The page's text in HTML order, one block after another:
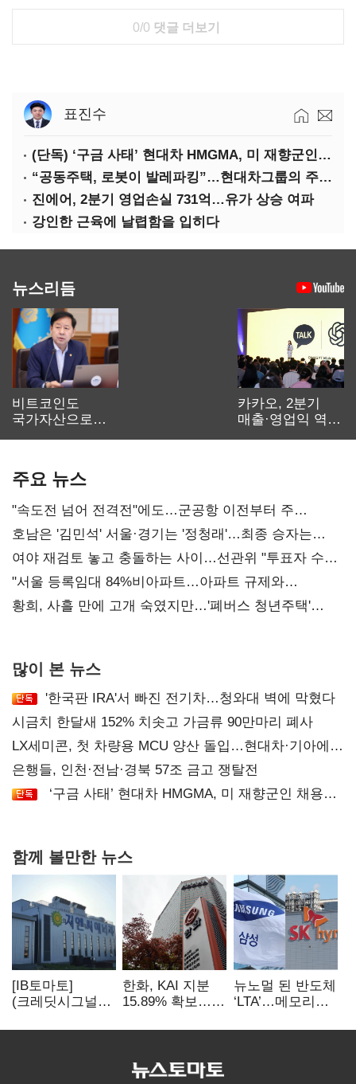
0/0 댓글 더보기
표진수
(단독) ‘구금 사태’ 현대차 HMGMA, 미 재향군인 채용 확대로 분위기 반전
“공동주택, 로봇이 발레파킹”…현대차그룹의 주차 실험
진에어, 2분기 영업손실 731억…유가 상승 여파
강인한 근육에 날렵함을 입히다
뉴스리듬
비트코인도
국가자산으로…'
카카오, 2분기
매출·영업익 역대
주요 뉴스
"속도전 넘어 전격전"에도…군공항 이전부터 주
52시간까지 '뇌관'
호남은 '김민석' 서울·경기는 '정청래'…최종 승자는
'안갯속'
여야 재검토 놓고 충돌하는 사이…선관위 "투표자 수
오차 당연"
"서울 등록임대 84%비아파트…아파트 규제와
달리해야"
황희, 사흘 만에 고개 숙였지만…'폐버스 청년주택'
많이 본 뉴스
'한국판 IRA'서 빠진 전기차…청와대 벽에 막혔다
시금치 한달새 152% 치솟고 가금류 90만마리 폐사
LX세미콘, 첫 차량용 MCU 양산 돌입…현대차·기아에
공급
은행들, 인천·전남·경북 57조 금고 쟁탈전
‘구금 사태’ 현대차 HMGMA, 미 재향군인 채용
함께 볼만한 뉴스
[IB토마토]
(크레딧시그널)
데이터센터 타고
한화, KAI 지분
15.89% 확보…
신청 예정
뉴노멀 된 반도체
‘LTA’…메모리
54조 선불 계약